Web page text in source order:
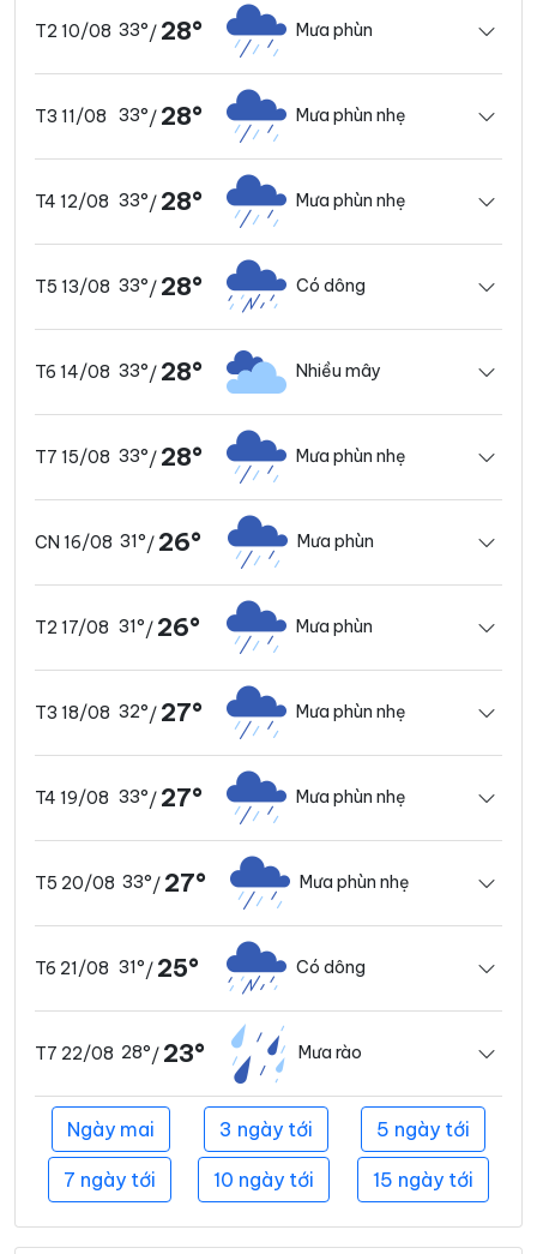
T2 10/08 33°/ 28° Mưa phùn
T3 11/08 33°/ 28° Mưa phùn nhẹ
T4 12/08 33°/ 28° Mưa phùn nhẹ
T5 13/08 33°/ 28° Có dông
T6 14/08 33°/ 28° Nhiều mây
T7 15/08 33°/ 28° Mưa phùn nhẹ
CN 16/08 31°/ 26° Mưa phùn
T2 17/08 31°/ 26° Mưa phùn
T3 18/08 32°/ 27° Mưa phùn nhẹ
T4 19/08 33°/ 27° Mưa phùn nhẹ
T5 20/08 33°/ 27° Mưa phùn nhẹ
T6 21/08 31°/ 25° Có dông
T7 22/08 28°/ 23° Mưa rào
Ngày mai 3 ngày tới 5 ngày tới
7 ngày tới 10 ngày tới 15 ngày tới